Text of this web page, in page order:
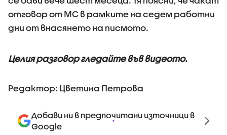
отговор от МС в рамките на седем работни
дни от внасянето на писмото.
Целия разговор гледайте във видеото.
Редактор: Цветина Петрова
Добави ни в предпочитани източници в
Google